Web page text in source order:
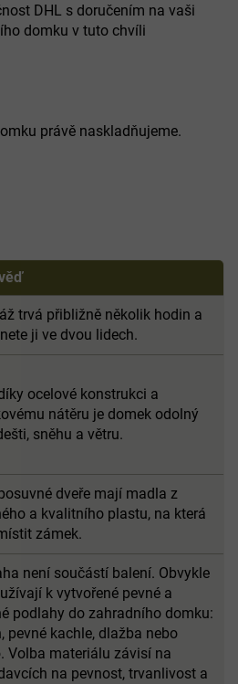
DHL s doručením na vaši
domku v tuto chvíli
právě naskladňujeme.
trvá přibližně několik hodin a
ji ve dvou lidech.
ocelové konstrukci a
nátěru je domek odolný
sněhu a větru.
dveře mají madla z
a kvalitního plastu, na která
zámek.
není součástí balení. Obvykle
k vytvořené pevné a
podlahy do zahradního domku:
pevné kachle, dlažba nebo
Volba materiálu závisí na
na pevnost, trvanlivost a